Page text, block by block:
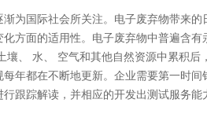
为国际社会所关注。电子废弃物带来
方面的适用性。电子废弃物中普遍含
壤、 水、 空气和其他自然资源中累积
年都在不断地更新。企业需要第一时
跟踪解读，并相应的开发出测试服务能